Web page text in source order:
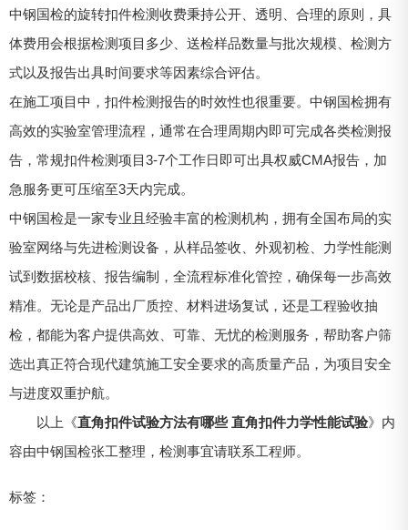
中钢国检的旋转扣件检测收费秉持公开、透明、合理的原则，具
体费用会根据检测项目多少、送检样品数量与批次规模、检测方
式以及报告出具时间要求等因素综合评估。
在施工项目中，扣件检测报告的时效性也很重要。中钢国检拥有
高效的实验室管理流程，通常在合理周期内即可完成各类检测报
告，常规扣件检测项目3-7个工作日即可出具权威CMA报告，加
急服务更可压缩至3天内完成。
中钢国检是一家专业且经验丰富的检测机构，拥有全国布局的实
验室网络与先进检测设备，从样品签收、外观初检、力学性能测
试到数据校核、报告编制，全流程标准化管控，确保每一步高效
精准。无论是产品出厂质控、材料进场复试，还是工程验收抽
检，都能为客户提供高效、可靠、无忧的检测服务，帮助客户筛
选出真正符合现代建筑施工安全要求的高质量产品，为项目安全
与进度双重护航。
以上《直角扣件试验方法有哪些 直角扣件力学性能试验》内
容由中钢国检张工整理，检测事宜请联系工程师。
标签：